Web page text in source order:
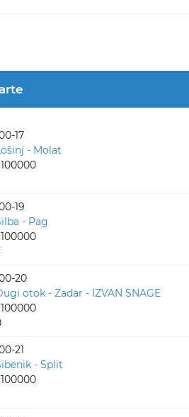
17
- Molat
19
- Pag
20
otok - Zadar - IZVAN SNAGE
21
- Split